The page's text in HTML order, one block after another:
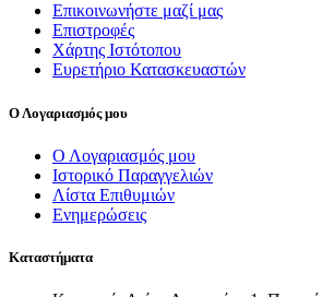
Επικοινωνήστε μαζί μας
Επιστροφές
Χάρτης Ιστότοπου
Ευρετήριο Κατασκευαστών
Ο Λογαριασμός μου
Ο Λογαριασμός μου
Ιστορικό Παραγγελιών
Λίστα Επιθυμιών
Ενημερώσεις
Καταστήματα